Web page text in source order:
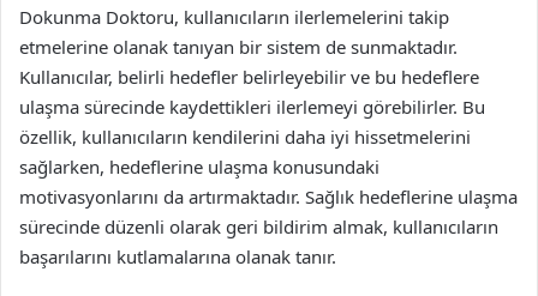
Dokunma Doktoru, kullanıcıların ilerlemelerini takip
etmelerine olanak tanıyan bir sistem de sunmaktadır.
Kullanıcılar, belirli hedefler belirleyebilir ve bu hedeflere
ulaşma sürecinde kaydettikleri ilerlemeyi görebilirler. Bu
özellik, kullanıcıların kendilerini daha iyi hissetmelerini
sağlarken, hedeflerine ulaşma konusundaki
motivasyonlarını da artırmaktadır. Sağlık hedeflerine ulaşma
sürecinde düzenli olarak geri bildirim almak, kullanıcıların
başarılarını kutlamalarına olanak tanır.